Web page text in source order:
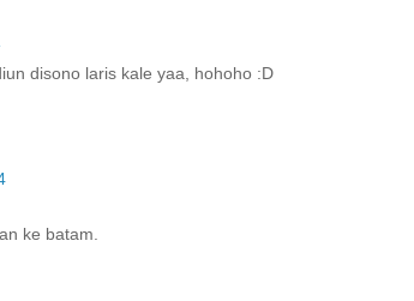
disono laris kale yaa, hohoho :D
ke batam.